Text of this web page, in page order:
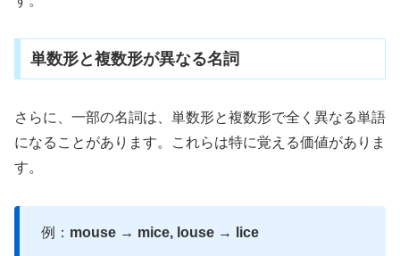
単数形と複数形が異なる名詞
さらに、一部の名詞は、単数形と複数形で全く異なる単語
になることがあります。これらは特に覚える価値がありま
す。
例： mouse → mice, louse → lice